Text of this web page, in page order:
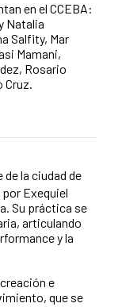
en el CCEBA:
Natalia
Salfity, Mar
Mamani,
Rosario
Cruz.
la ciudad de
Exequiel
Su práctica se
articulando
y la
e
que se